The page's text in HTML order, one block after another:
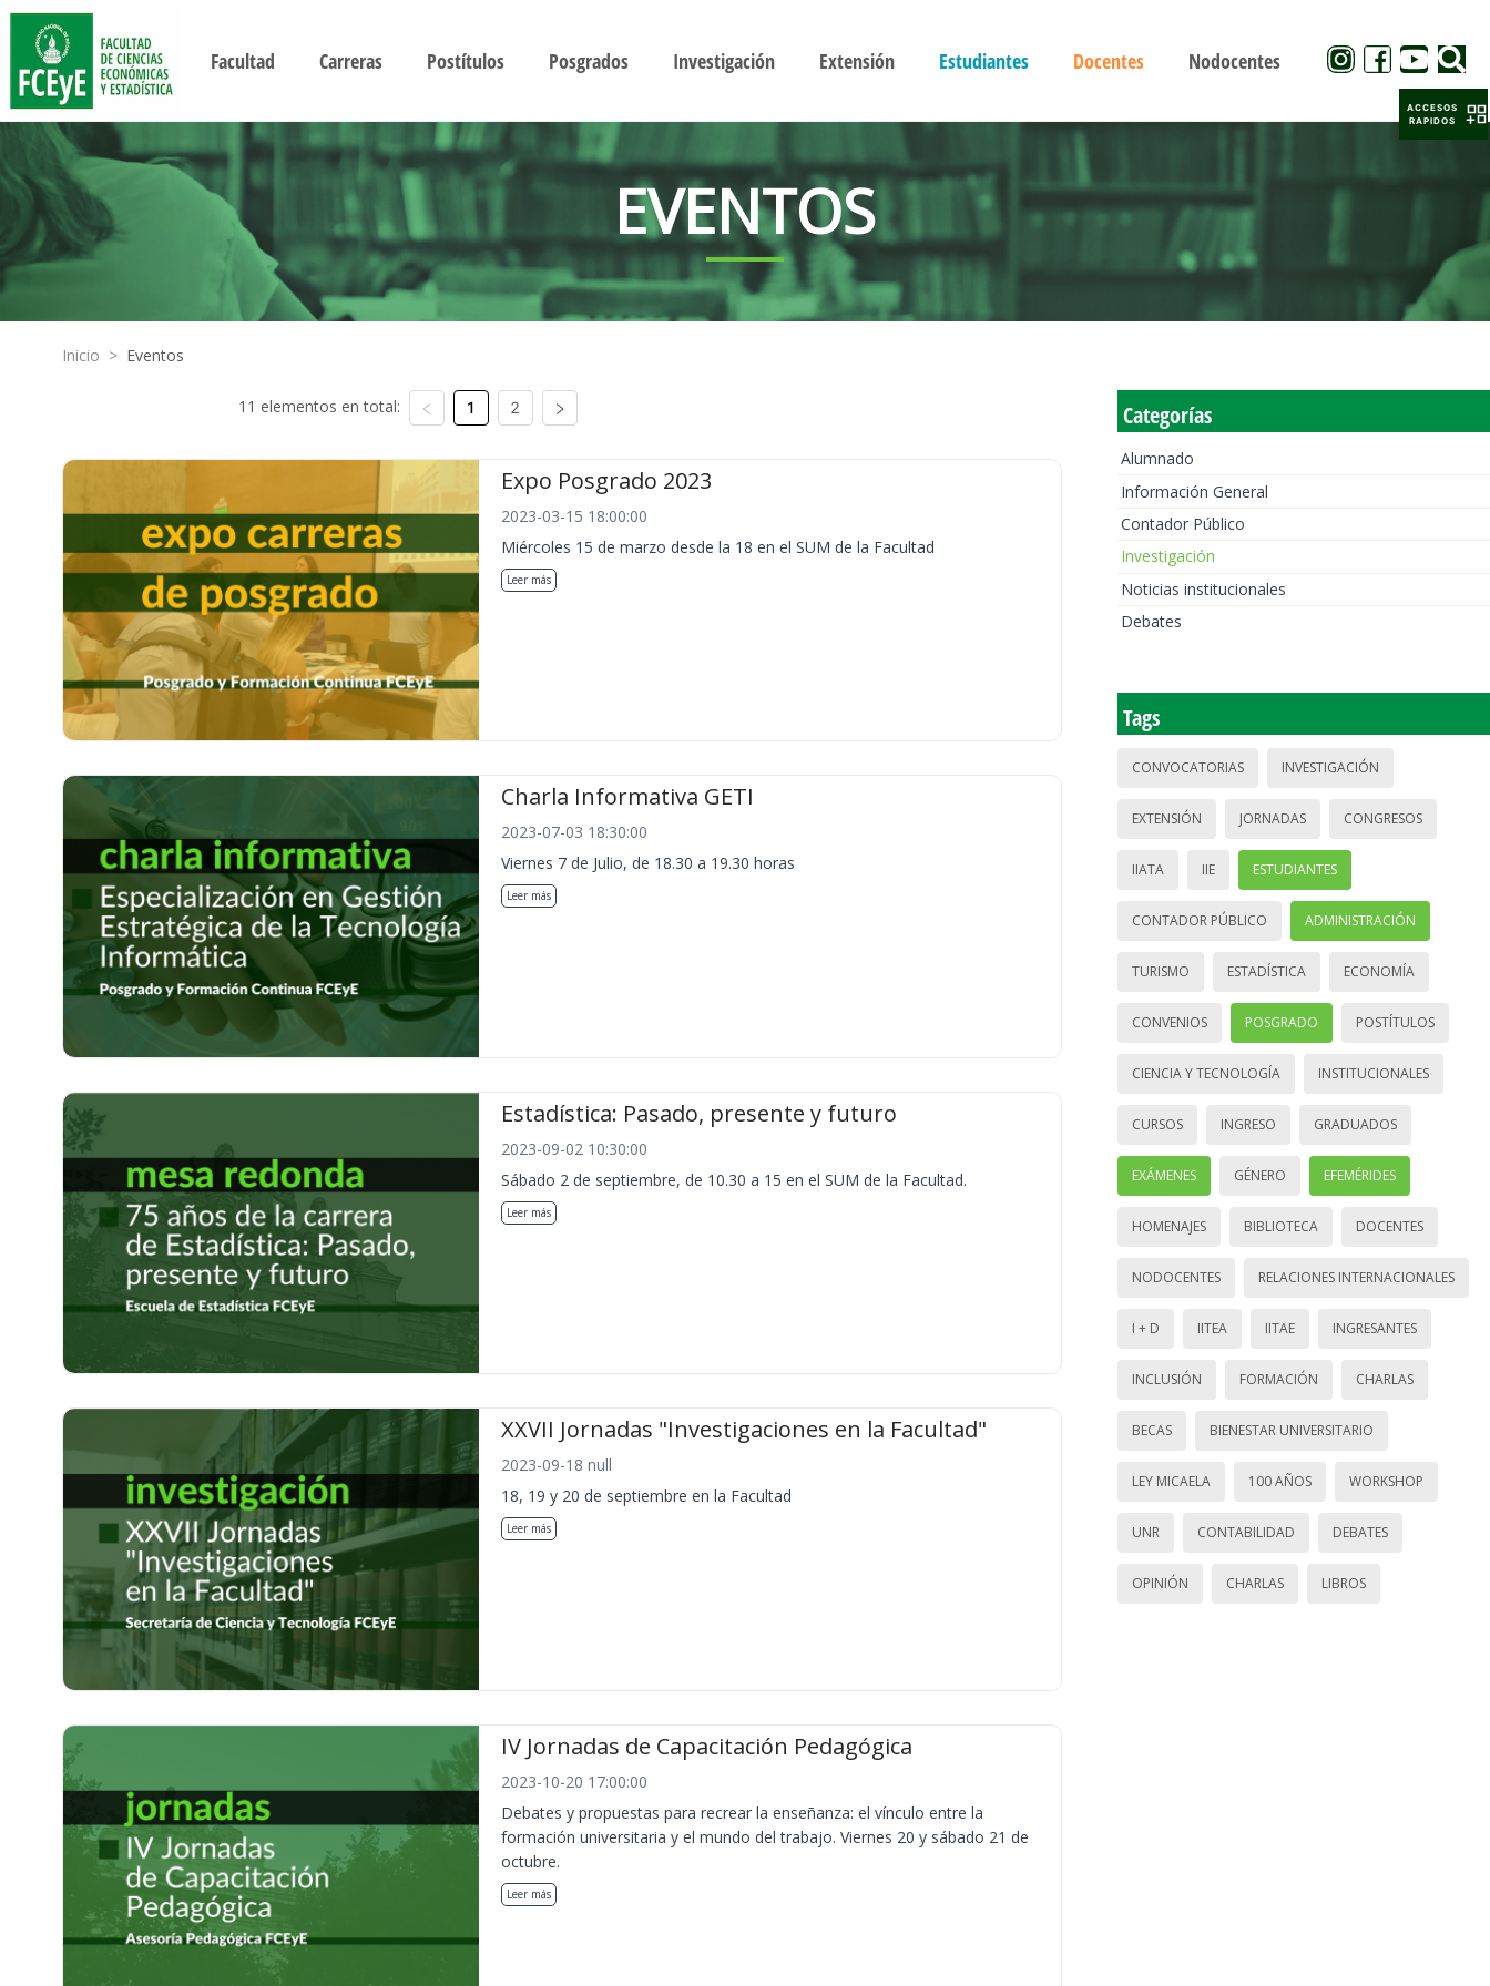
Facultad Carreras Postítulos Posgrados Investigación Extensión Estudiantes Docentes Nodocentes
EVENTOS
Inicio > Eventos
11 elementos en total: 1 2
Expo Posgrado 2023
2023-03-15 18:00:00
Miércoles 15 de marzo desde la 18 en el SUM de la Facultad
Leer más
Charla Informativa GETI
2023-07-03 18:30:00
Viernes 7 de Julio, de 18.30 a 19.30 horas
Leer más
Estadística: Pasado, presente y futuro
2023-09-02 10:30:00
Sábado 2 de septiembre, de 10.30 a 15 en el SUM de la Facultad.
Leer más
XXVII Jornadas "Investigaciones en la Facultad"
2023-09-18 null
18, 19 y 20 de septiembre en la Facultad
Leer más
IV Jornadas de Capacitación Pedagógica
2023-10-20 17:00:00
Debates y propuestas para recrear la enseñanza: el vínculo entre la
formación universitaria y el mundo del trabajo. Viernes 20 y sábado 21 de
octubre.
Leer más
Categorías
Alumnado
Información General
Contador Público
Investigación
Noticias institucionales
Debates
Tags
CONVOCATORIAS INVESTIGACIÓN
EXTENSIÓN JORNADAS CONGRESOS
IIATA IIE ESTUDIANTES
CONTADOR PÚBLICO ADMINISTRACIÓN
TURISMO ESTADÍSTICA ECONOMÍA
CONVENIOS POSGRADO POSTÍTULOS
CIENCIA Y TECNOLOGÍA INSTITUCIONALES
CURSOS INGRESO GRADUADOS
EXÁMENES GÉNERO EFEMÉRIDES
HOMENAJES BIBLIOTECA DOCENTES
NODOCENTES RELACIONES INTERNACIONALES
I + D IITEA IITAE INGRESANTES
INCLUSIÓN FORMACIÓN CHARLAS
BECAS BIENESTAR UNIVERSITARIO
LEY MICAELA 100 AÑOS WORKSHOP
UNR CONTABILIDAD DEBATES
OPINIÓN CHARLAS LIBROS
ACCESOS
RAPIDOS